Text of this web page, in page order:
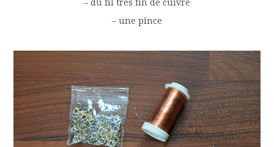
– du fil très fin de cuivre
– une pince